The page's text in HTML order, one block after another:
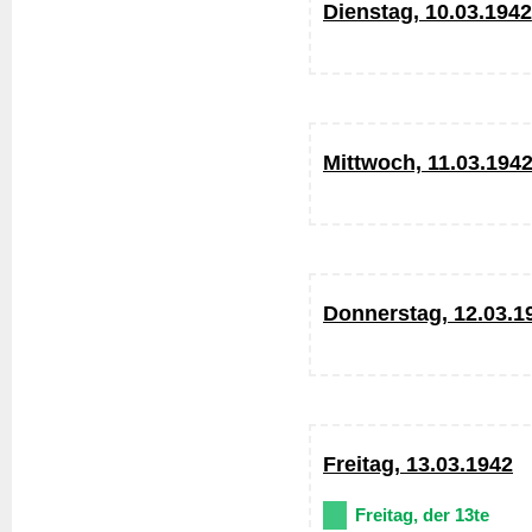
Dienstag, 10.03.1942
Mittwoch, 11.03.1942
Donnerstag,
Freitag, 13.03.1942
Freitag, der 13te